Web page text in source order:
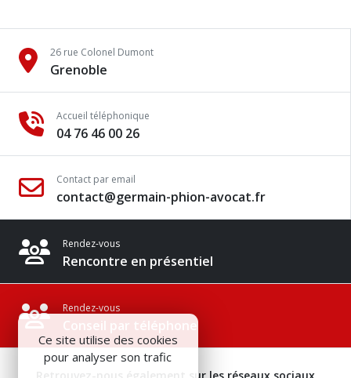
26 rue Colonel Dumont
Grenoble
Accueil téléphonique
04 76 46 00 26
Contact par email
contact@germain-phion-avocat.fr
Rendez-vous
Rencontre en présentiel
Rendez-vous
Conseil par téléphone
Ce site utilise des cookies
pour analyser son trafic